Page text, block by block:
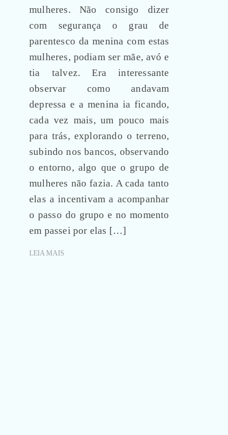
mulheres. Não consigo dizer
com segurança o grau de
parentesco da menina com estas
mulheres, podiam ser mãe, avó e
tia talvez. Era interessante
observar como andavam
depressa e a menina ia ficando,
cada vez mais, um pouco mais
para trás, explorando o terreno,
subindo nos bancos, observando
o entorno, algo que o grupo de
mulheres não fazia. A cada tanto
elas a incentivam a acompanhar
o passo do grupo e no momento
em passei por elas […]
LEIA MAIS